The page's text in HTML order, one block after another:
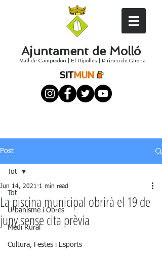
Ajuntament de Molló
Vall de Camprodon El Ripollès Pirineu de Girona
Post
Tot
Urbanisme i Obres
Medi Rural
Cultura, Festes i Esports
Tot
La piscina municipal obrirà el 19 de
juny sense cita prèvia
Jun 14, 2021 1 min read